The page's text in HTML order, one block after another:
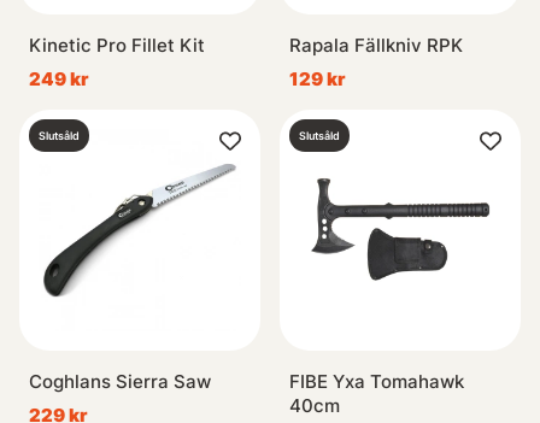
Kinetic Pro Fillet Kit
249 kr
Rapala Fällkniv RPK
129 kr
Slutsåld
Coghlans Sierra Saw
229 kr
Slutsåld
FIBE Yxa Tomahawk
40cm